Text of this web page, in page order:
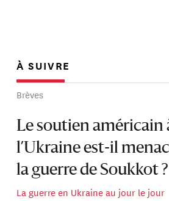
À SUIVRE
Brèves
Le soutien américain
l’Ukraine est-il
la guerre de Soukkot ?
La guerre en Ukraine au jour le jour